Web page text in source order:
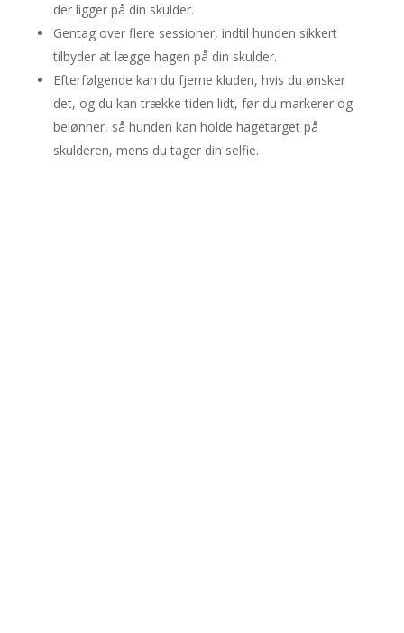
der ligger på din skulder.
Gentag over flere sessioner, indtil hunden sikkert
tilbyder at lægge hagen på din skulder.
Efterfølgende kan du fjerne kluden, hvis du ønsker
det, og du kan trække tiden lidt, før du markerer og
belønner, så hunden kan holde hagetarget på
skulderen, mens du tager din selfie.